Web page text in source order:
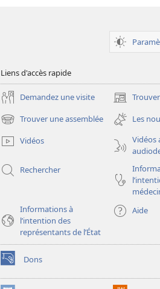
Liens d'accès rapide
Demandez une visite
(ouvre
une
nouvelle
fenêtre)
Trouver une assemblée
(ouvre
une
nouvelle
Les
Vidéos
Vidéos
Rechercher
Informations à
l’intention des
représentants de l’État
Aide
Dons
(ouvre
une